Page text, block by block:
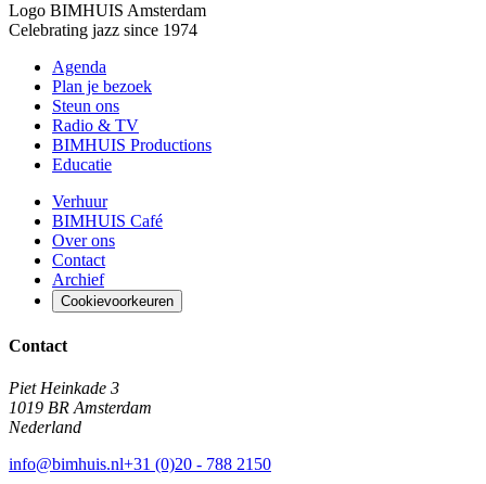
Logo BIMHUIS Amsterdam
Celebrating jazz since 1974
Agenda
Plan je bezoek
Steun ons
Radio & TV
BIMHUIS Productions
Educatie
Verhuur
BIMHUIS Café
Over ons
Contact
Archief
Cookievoorkeuren
Contact
Piet Heinkade 3
1019 BR Amsterdam
Nederland
info@bimhuis.nl+31 (0)20 - 788 2150